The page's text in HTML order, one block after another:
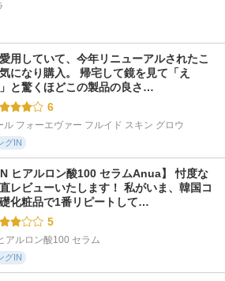
愛用していて、今年リニューアルされたこ
になり購入。 帰宅して鏡を見て「え
と驚くほどこの製品の良さ…
6
ル フォーエヴァー フルイド スキン グロウ
グIN
ヒアルロン酸100 セラムAnua】 忖度な
レビューいたします！ 私がいま、韓国コ
化粧品で1番リピートして…
5
アルロン酸100 セラム
グIN